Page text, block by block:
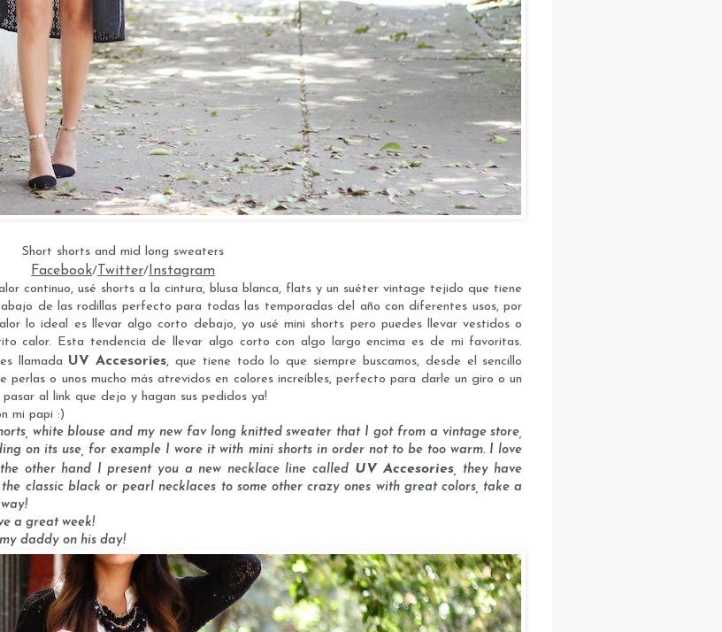
Short shorts and mid long sweaters
Facebook/ Twitter/ Instagram
continuo, usé shorts a la cintura, blusa blanca, flats y un suéter vintage tejido que tiene
de las rodillas perfecto para todas las temporadas del año con diferentes usos, por
lo ideal es llevar algo corto debajo, yo usé mini shorts pero puedes llevar vestidos o
calor. Esta tendencia de llevar algo corto con algo largo encima es de mi favoritas.
llamada UV Accesories, que tiene todo lo que siempre buscamos, desde el sencillo
o unos mucho más atrevidos en colores increíbles, perfecto para darle un giro o un
al link que dejo y hagan sus pedidos ya!
mi papi :)
white blouse and my new fav long knitted sweater that I got from a vintage store,
on its use, for example I wore it with mini shorts in order not to be too warm. I love
other hand I present you a new necklace line called UV Accesories , they have
classic black or pearl necklaces to some other crazy ones with great colors, take a
a great week!
daddy on his day!